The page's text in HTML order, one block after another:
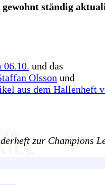
ständig
06.10. und das
Olsson und
aus dem Hallenheft
zur Champions